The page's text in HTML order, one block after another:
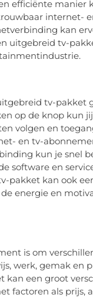
efficiënte manier
internet-
kan
uitgebreid tv-
tv-pakket
op de knop kun
volgen en
en tv-
kun je snel
software en
pakket kan ook
energie en
is om
werk, gemak en
een groot
factoren als prijs,